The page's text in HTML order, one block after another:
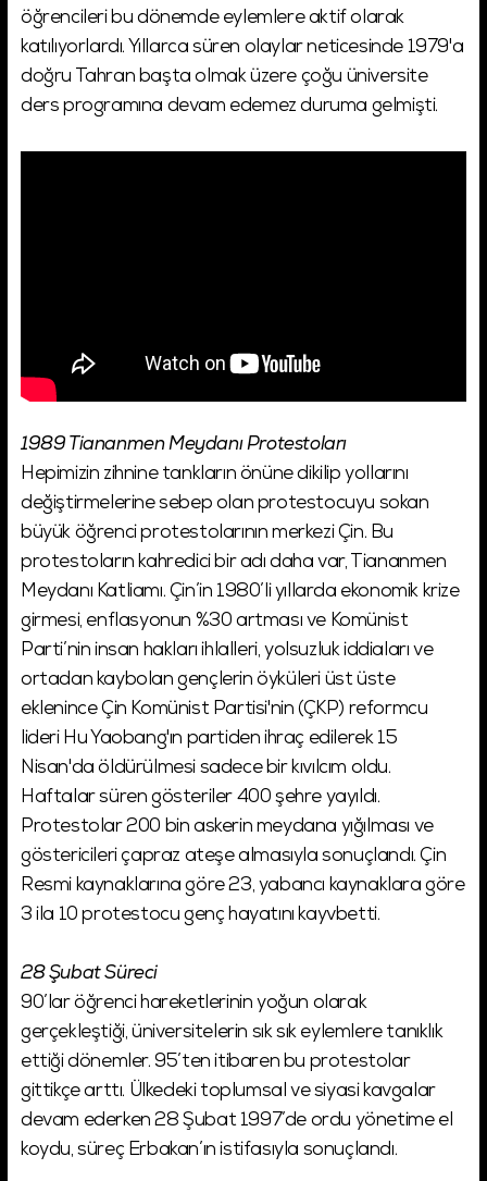
öğrencileri bu dönemde eylemlere aktif olarak
katılıyorlardı. Yıllarca süren olaylar neticesinde 1979'a
doğru Tahran başta olmak üzere çoğu üniversite
ders programına devam edemez duruma gelmişti.
1989 Tiananmen Meydanı Protestoları
Hepimizin zihnine tankların önüne dikilip yollarını
değiştirmelerine sebep olan protestocuyu sokan
büyük öğrenci protestolarının merkezi Çin. Bu
protestoların kahredici bir adı daha var, Tiananmen
Meydanı Katliamı. Çin’in 1980’li yıllarda ekonomik krize
girmesi, enflasyonun %30 artması ve Komünist
Parti’nin insan hakları ihlalleri, yolsuzluk iddiaları ve
ortadan kaybolan gençlerin öyküleri üst üste
eklenince Çin Komünist Partisi'nin (ÇKP) reformcu
lideri Hu Yaobang'ın partiden ihraç edilerek 15
Nisan'da öldürülmesi sadece bir kıvılcım oldu.
Haftalar süren gösteriler 400 şehre yayıldı.
Protestolar 200 bin askerin meydana yığılması ve
göstericileri çapraz ateşe almasıyla sonuçlandı. Çin
Resmi kaynaklarına göre 23, yabancı kaynaklara göre
3 ila 10 protestocu genç hayatını kayvbetti.
28 Şubat Süreci
90’lar öğrenci hareketlerinin yoğun olarak
gerçekleştiği, üniversitelerin sık sık eylemlere tanıklık
ettiği dönemler. 95’ten itibaren bu protestolar
gittikçe arttı. Ülkedeki toplumsal ve siyasi kavgalar
devam ederken 28 Şubat 1997’de ordu yönetime el
koydu, süreç Erbakan’ın istifasıyla sonuçlandı.